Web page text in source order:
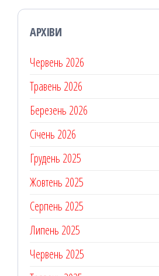
АРХІВИ
Червень 2026
Травень 2026
Березень 2026
Січень 2026
Грудень 2025
Жовтень 2025
Серпень 2025
Липень 2025
Червень 2025